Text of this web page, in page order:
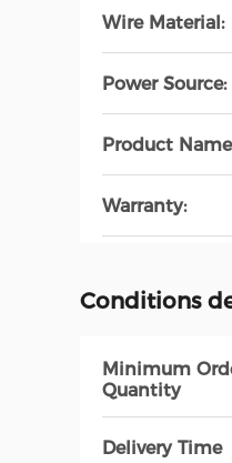
Wire Material:
Power Source:
Product
Warranty:
Conditions
Minimum
Quantity
Delivery Time